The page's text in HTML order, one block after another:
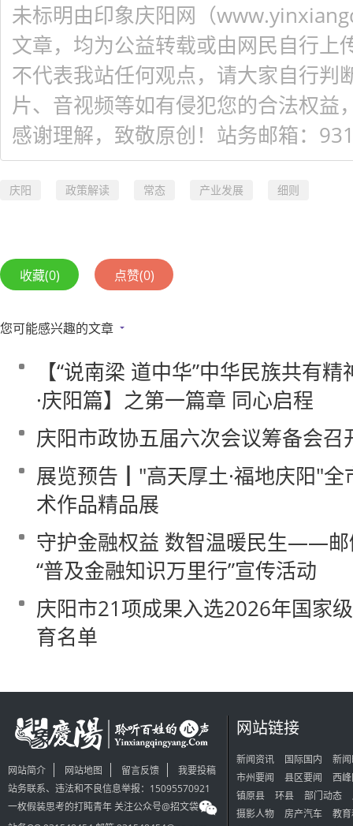
未标明由印象庆阳网（
文章，均为公益转载或由网民自行上
不代表我站任何观点，请大家自行判
片、音视频等如有侵犯您的合法权益
感谢理解，致敬原创！站务邮箱：
庆阳 政策解读 常态 产业发展 细则
收藏(0) 点赞(0)
您可能感兴趣的文章
【“说南梁 道中华”中华民族共有
·庆阳篇】之第一篇章 同心启程
庆阳市政协五届六次会议筹备会召
展览预告┃"高天厚土·福地庆阳"
术作品精品展
守护金融权益 数智温暖民生——邮
“普及金融知识万里行”宣传活动
庆阳市21项成果入选2026年国家
育名单
网站简介 网站地图 留言反馈
我要投稿
站务联系、违法和不良信息举报：15095570921
一枚假装思考的打盹青年 关注公众号@招文袋
网站链接
新闻资讯 国际国内
新
市州要闻
县区要闻
西
镇原县
环县 部门动态
摄影人物
房产汽车
教